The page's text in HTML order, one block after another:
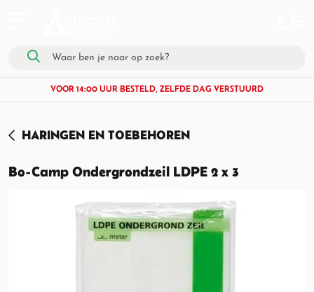
VOOR 14:00 UUR BESTELD, ZELFDE DAG VERSTUURD
HARINGEN EN TOEBEHOREN
Bo-Camp Ondergrondzeil LDPE 2 x 3